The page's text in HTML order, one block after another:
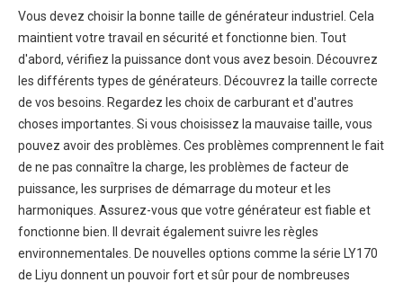
Vous devez choisir la bonne taille de générateur industriel. Cela
maintient votre travail en sécurité et fonctionne bien. Tout
d'abord, vérifiez la puissance dont vous avez besoin. Découvrez
les différents types de générateurs. Découvrez la taille correcte
de vos besoins. Regardez les choix de carburant et d'autres
choses importantes. Si vous choisissez la mauvaise taille, vous
pouvez avoir des problèmes. Ces problèmes comprennent le fait
de ne pas connaître la charge, les problèmes de facteur de
puissance, les surprises de démarrage du moteur et les
harmoniques. Assurez-vous que votre générateur est fiable et
fonctionne bien. Il devrait également suivre les règles
environnementales. De nouvelles options comme la série LY170
de Liyu donnent un pouvoir fort et sûr pour de nombreuses